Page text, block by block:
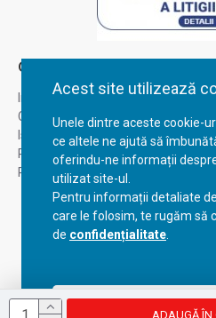
Acest site utilizează
Unele dintre aceste cookie-
ce altele ne ajută să
oferindu-ne informații
utilizat site-ul.
Pentru informații detaliate
care le folosim, te rugăm să
de confidențialitate
Acceptă setările curente
ADAUGĂ ÎN
Contul Meu
Inregistrare
Contul meu
Istoric comenzi
Recuperare parola
Returnare produs